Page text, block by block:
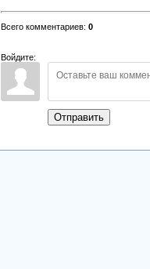
Всего комментариев: 0
Войдите:
Отправить